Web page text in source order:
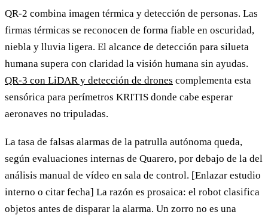
QR-2 combina imagen térmica y detección de personas. Las
firmas térmicas se reconocen de forma fiable en oscuridad,
niebla y lluvia ligera. El alcance de detección para silueta
humana supera con claridad la visión humana sin ayudas.
QR-3 con LiDAR y detección de drones complementa esta
sensórica para perímetros KRITIS donde cabe esperar
aeronaves no tripuladas.
La tasa de falsas alarmas de la patrulla autónoma queda,
según evaluaciones internas de Quarero, por debajo de la del
análisis manual de vídeo en sala de control. [Enlazar estudio
interno o citar fecha] La razón es prosaica: el robot clasifica
objetos antes de disparar la alarma. Un zorro no es una